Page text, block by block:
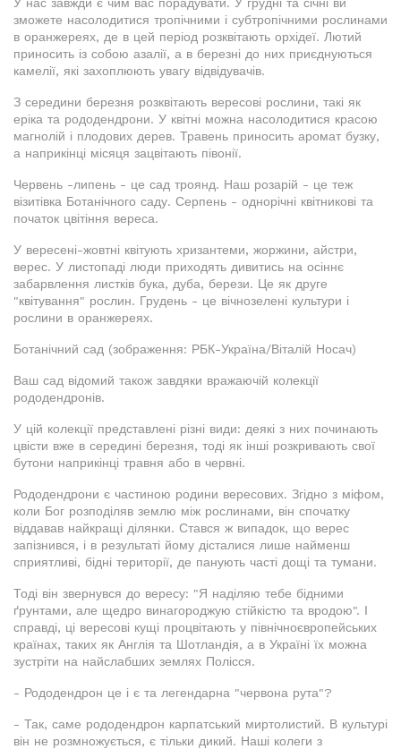
зможете насолодитися тропічними і субтропічними рослинами
в оранжереях, де в цей період розквітають орхідеї. Лютий
приносить із собою азалії, а в березні до них приєднуються
камелії, які захоплюють увагу відвідувачів.
З середини березня розквітають вересові рослини, такі як
еріка та рододендрони. У квітні можна насолодитися красою
магнолій і плодових дерев. Травень приносить аромат бузку,
а наприкінці місяця зацвітають півонії.
Червень -липень - це сад троянд. Наш розарій - це теж
візитівка Ботанічного саду. Серпень - однорічні квітникові та
початок цвітіння вереса.
У вересені-жовтні квітують хризантеми, жоржини, айстри,
верес. У листопаді люди приходять дивитись на осіннє
забарвлення листків бука, дуба, берези. Це як друге
"квітування" рослин. Грудень - це вічнозелені культури і
рослини в оранжереях.
Ботанічний сад (зображення: РБК-Україна/Віталій Носач)
Ваш сад відомий також завдяки вражаючій колекції
рододендронів.
У цій колекції представлені різні види: деякі з них починають
цвісти вже в середині березня, тоді як інші розкривають свої
бутони наприкінці травня або в червні.
Рододендрони є частиною родини вересових. Згідно з міфом,
коли Бог розподіляв землю між рослинами, він спочатку
віддавав найкращі ділянки. Стався ж випадок, що верес
запізнився, і в результаті йому дісталися лише найменш
сприятливі, бідні території, де панують часті дощі та тумани.
Тоді він звернувся до вересу: "Я наділяю тебе бідними
ґрунтами, але щедро винагороджую стійкістю та вродою". І
справді, ці вересові кущі процвітають у північноєвропейських
країнах, таких як Англія та Шотландія, а в Україні їх можна
зустріти на найслабших землях Полісся.
- Рододендрон це і є та легендарна "червона рута"?
- Так, саме рододендрон карпатський миртолистий. В культурі
він не розмножується, є тільки дикий. Наші колеги з